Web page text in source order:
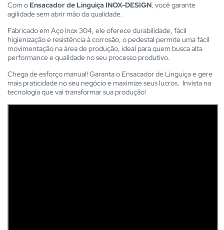
Com o Ensacador de Linguiça INOX-DESIGN, você garante
agilidade sem abrir mão da qualidade.
Fabricado em Aço Inox 304, ele oferece durabilidade, fácil
higienização e resistência à corrosão, o pedestal permite uma fácil
movimentação na área de produção, ideal para quem busca alta
performance e qualidade no seu processo produtivo.
Chega de esforço manual! Garanta o Ensacador de Linguiça e gere
mais praticidade no seu negócio e maximize seus lucros. Invista na
tecnologia que vai transformar sua produção!